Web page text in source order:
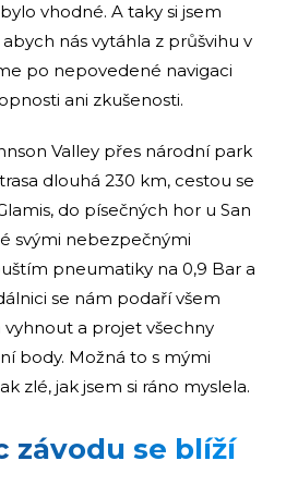
vhodné. A taky si jsem
nás vytáhla z průšvihu v
po nepovedené navigaci
ani zkušenosti.
Valley přes národní park
dlouhá 230 km, cestou se
do písečných hor u San
svými nebezpečnými
pneumatiky na 0,9 Bar a
se nám podaří všem
a projet všechny
body. Možná to s mými
zlé, jak jsem si ráno myslela.
závodu se blíží